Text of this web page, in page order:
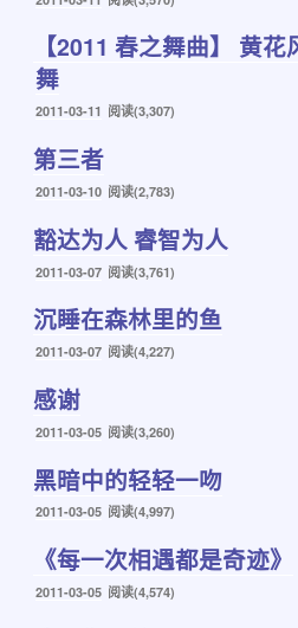
【2011 春之舞曲】 黄
舞
发
于
2011-03-11 阅读(3,307)
第三者
发
于
2011-03-10 阅读(2,783)
豁达为人 睿智为人
发
于
2011-03-07 阅读(3,761)
沉睡在森林里的鱼
发
于
2011-03-07 阅读(4,227)
感谢
发
于
2011-03-05 阅读(3,260)
黑暗中的轻轻一吻
发
于
2011-03-05 阅读(4,997)
《每一次相遇都是奇迹》
发
2011-03-05 阅读(4,574)